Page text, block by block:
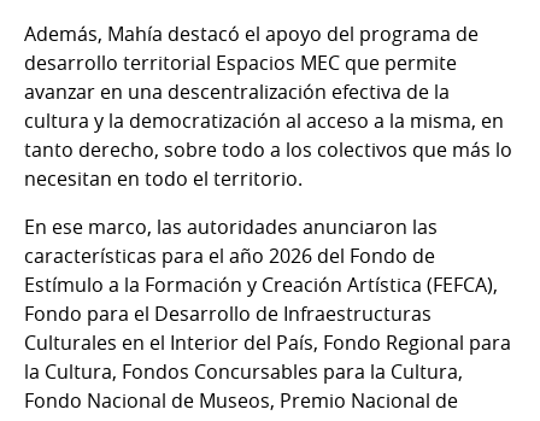
Además, Mahía destacó el apoyo del programa de
desarrollo territorial Espacios MEC que permite
avanzar en una descentralización efectiva de la
cultura y la democratización al acceso a la misma, en
tanto derecho, sobre todo a los colectivos que más lo
necesitan en todo el territorio.
En ese marco, las autoridades anunciaron las
características para el año 2026 del Fondo de
Estímulo a la Formación y Creación Artística (FEFCA),
Fondo para el Desarrollo de Infraestructuras
Culturales en el Interior del País, Fondo Regional para
la Cultura, Fondos Concursables para la Cultura,
Fondo Nacional de Museos, Premio Nacional de